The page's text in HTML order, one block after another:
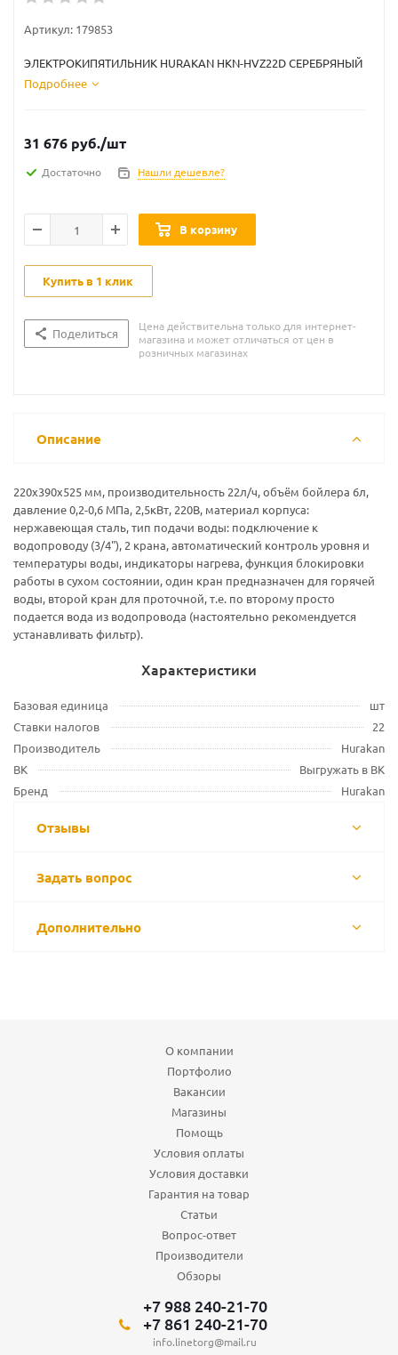
Артикул: 179853
ЭЛЕКТРОКИПЯТИЛЬНИК HURAKAN HKN-HVZ22D СЕРЕБРЯНЫЙ
Подробнее
31 676 руб./шт
Достаточно Нашли дешевле?
В корзину
Купить в 1 клик
Поделиться
Цена действительна только для интернет-
магазина и может отличаться от цен в
розничных магазинах
Описание
220x390x525 мм, производительность 22л/ч, объём бойлера 6л,
давление 0,2-0,6 МПа, 2,5кВт, 220В, материал корпуса:
нержавеющая сталь, тип подачи воды: подключение к
водопроводу (3/4"), 2 крана, автоматический контроль уровня и
температуры воды, индикаторы нагрева, функция блокировки
работы в сухом состоянии, один кран предназначен для горячей
воды, второй кран для проточной, т.е. по второму просто
подается вода из водопровода (настоятельно рекомендуется
устанавливать фильтр).
Характеристики
Базовая единица
шт
Ставки налогов
22
Производитель
Hurakan
ВК
Выгружать в ВК
Бренд
Hurakan
Отзывы
Задать вопрос
Дополнительно
О компании
Портфолио
Вакансии
Магазины
Помощь
Условия оплаты
Условия доставки
Гарантия на товар
Статьи
Вопрос-ответ
Производители
Обзоры
+7 988 240-21-70
+7 861 240-21-70
info.linetorg@mail.ru